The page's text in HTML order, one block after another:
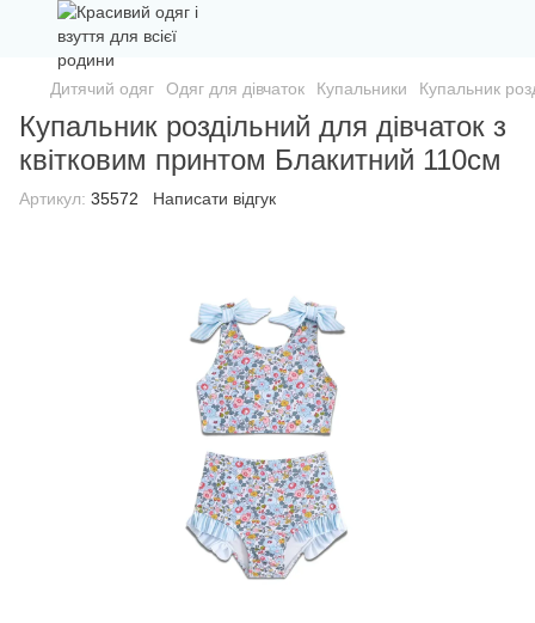
Дитячий одяг Одяг для дівчаток Купальники Купальник
Купальник роздільний для дівчаток з
квітковим принтом Блакитний 110см
Артикул: 35572 Написати відгук